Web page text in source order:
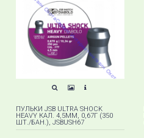
ПУЛЬКИ JSB ULTRA SHOCK
HEAVY КАЛ. 4,5ММ, 0,67Г (350
ШТ./БАН.), JSBUSH67